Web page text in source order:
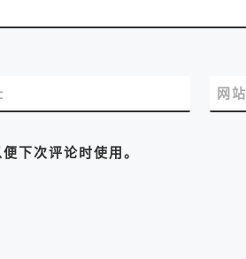
网
下次评论时使用。